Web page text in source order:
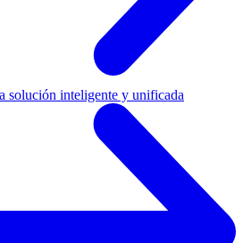
solución inteligente y unificada